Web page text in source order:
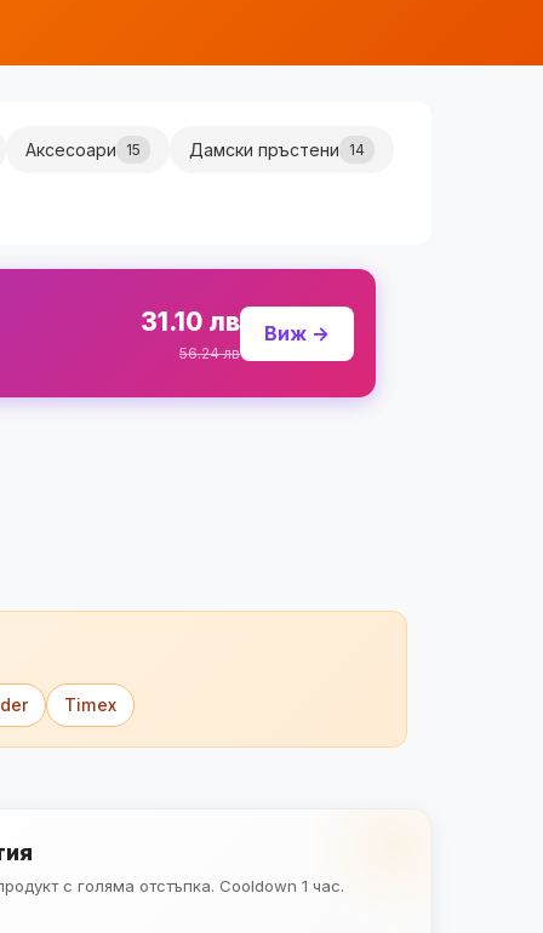
Аксесоари 15 Дамски пръстени 14
31.10 лв
56.24 лв
Виж →
Timex
с голяма отстъпка. Cooldown 1 час.